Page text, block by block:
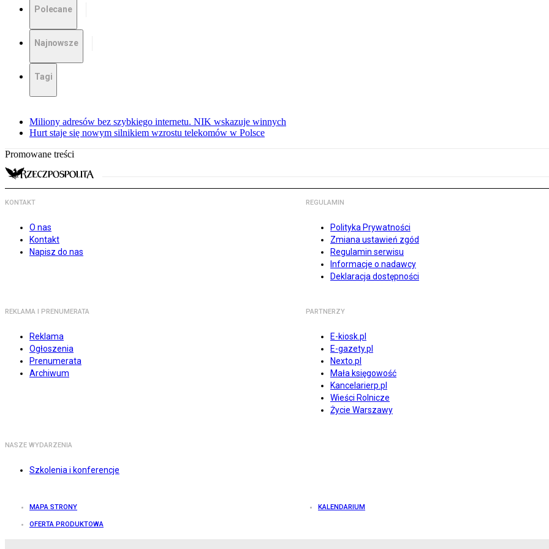
Polecane
Najnowsze
Tagi
Miliony adresów bez szybkiego internetu. NIK wskazuje winnych
Hurt staje się nowym silnikiem wzrostu telekomów w Polsce
Promowane treści
KONTAKT
O nas
Kontakt
Napisz do nas
REGULAMIN
Polityka Prywatności
Zmiana ustawień zgód
Regulamin serwisu
Informacje o nadawcy
Deklaracja dostępności
REKLAMA I PRENUMERATA
Reklama
Ogłoszenia
Prenumerata
Archiwum
PARTNERZY
E-kiosk.pl
E-gazety.pl
Nexto.pl
Mała księgowość
Kancelarierp.pl
Wieści Rolnicze
Życie Warszawy
NASZE WYDARZENIA
Szkolenia i konferencje
MAPA STRONY KALENDARIUM
OFERTA PRODUKTOWA